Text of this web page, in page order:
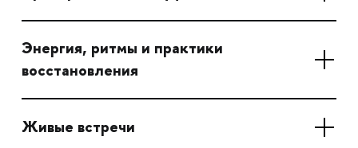
Энергия, ритмы и практики
восстановления
Живые встречи